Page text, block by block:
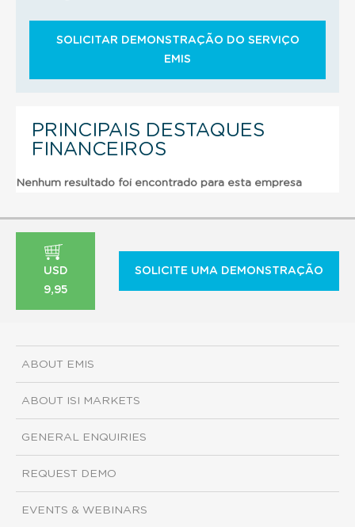
SOLICITAR DEMONSTRAÇÃO DO SERVIÇO
EMIS
PRINCIPAIS DESTAQUES
FINANCEIROS
Nenhum resultado foi encontrado para esta empresa
USD
9,95
SOLICITE UMA DEMONSTRAÇÃO
ABOUT EMIS
ABOUT ISI MARKETS
GENERAL ENQUIRIES
REQUEST DEMO
EVENTS & WEBINARS